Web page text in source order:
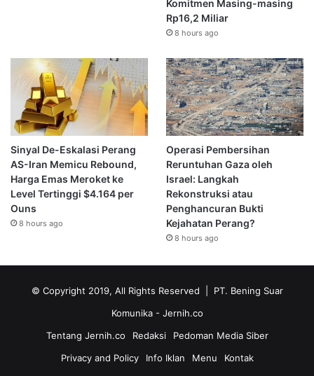
Komitmen Masing-masing
Rp16,2 Miliar
8 hours ago
Sinyal De-Eskalasi Perang
AS-Iran Memicu Rebound,
Harga Emas Meroket ke
Level Tertinggi $4.164 per
Ouns
8 hours ago
Operasi Pembersihan
Reruntuhan Gaza oleh
Israel: Langkah
Rekonstruksi atau
Penghancuran Bukti
Kejahatan Perang?
8 hours ago
© Copyright 2019, All Rights Reserved | PT. Bening Suar
Komunika - Jernih.co
Tentang Jernih.co
Redaksi
Pedoman Media Siber
Privacy and Policy
Info Iklan Menu Kontak